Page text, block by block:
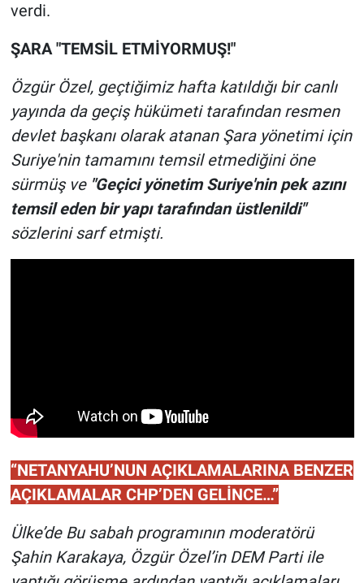
verdi.
ŞARA "TEMSİL ETMİYORMUŞ!"
Özgür Özel, geçtiğimiz hafta katıldığı bir canlı
yayında da geçiş hükümeti tarafından resmen
devlet başkanı olarak atanan Şara yönetimi için
Suriye'nin tamamını temsil etmediğini öne
sürmüş ve"Geçici yönetim Suriye'nin pek azını
temsil eden bir yapı tarafından üstlenildi"
sözlerini sarf etmişti.
“NETANYAHU’NUN AÇIKLAMALARINA BENZER
AÇIKLAMALAR CHP’DEN GELİNCE…”
Ülke’de Bu sabah programının moderatörü
Şahin Karakaya, Özgür Özel’in DEM Parti ile